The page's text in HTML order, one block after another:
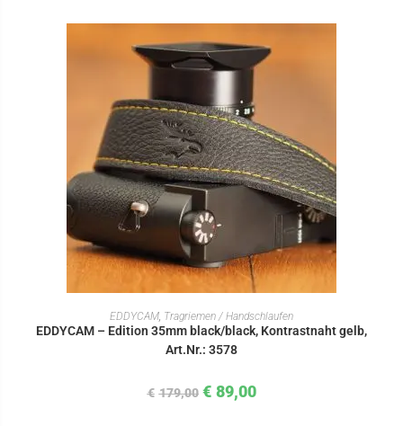
IN DEN WARENKORB
EDDYCAM, Tragriemen / Handschlaufen
EDDYCAM – Edition 35mm black/black, Kontrastnaht gelb,
Art.Nr.: 3578
€ 179,00 € 89,00